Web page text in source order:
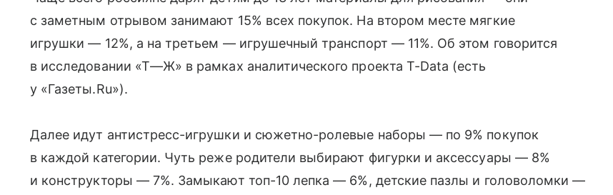
с заметным отрывом занимают 15% всех покупок. На втором месте мягкие
игрушки — 12%, а на третьем — игрушечный транспорт — 11%. Об этом говорится
в исследовании «Т—Ж» в рамках аналитического проекта T-Data (есть
у «Газеты.Ru»).
Далее идут антистресс-игрушки и сюжетно-ролевые наборы — по 9% покупок
в каждой категории. Чуть реже родители выбирают фигурки и аксессуары — 8%
и конструкторы — 7%. Замыкают топ-10 лепка — 6%, детские пазлы и головоломки —